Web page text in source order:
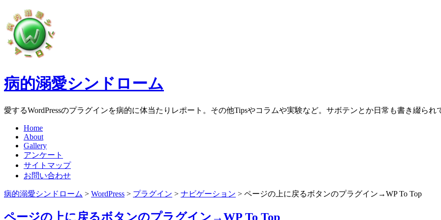
病的溺愛シンドローム
愛するWordPressのプラグインを病的に体当たりレポート。その他Tipsやコラムや実験など。サボテンとか日常も書き綴られ
Home
About
Gallery
アンケート
サイトマップ
お問い合わせ
病的溺愛シンドローム > WordPress > プラグイン > ナビゲーション > ページの上に戻るボタンのプラグイン→WP To Top
ページの上に戻るボタンのプラグイン→WP To Top